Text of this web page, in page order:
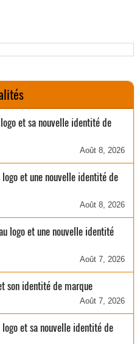
et sa nouvelle identité de
Août 8, 2026
et une nouvelle identité de
Août 8, 2026
logo et une nouvelle identité
Août 7, 2026
son identité de marque
Août 7, 2026
logo et sa nouvelle identité de